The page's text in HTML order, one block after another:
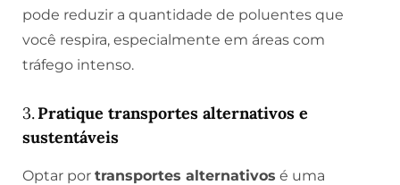
pode reduzir a quantidade de poluentes que
você respira, especialmente em áreas com
tráfego intenso.
3.Pratique transportes alternativos e
sustentáveis
Optar por transportes alternativos é uma